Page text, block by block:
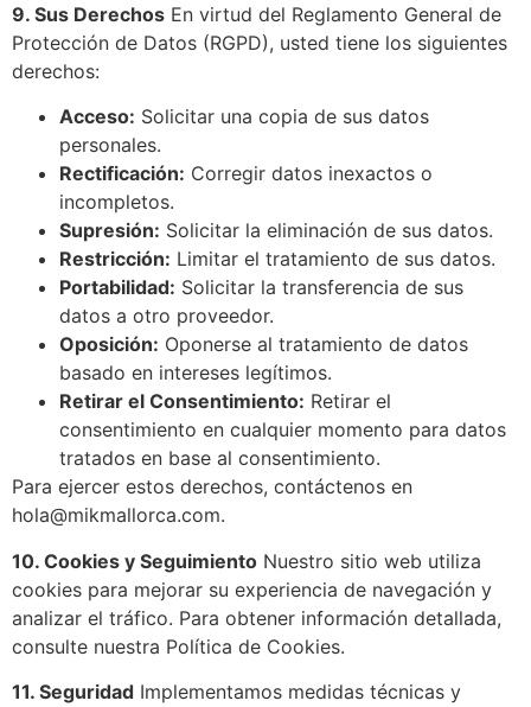
9. Sus Derechos En virtud del Reglamento General de
Protección de Datos (RGPD), usted tiene los siguientes
derechos:
Acceso: Solicitar una copia de sus datos
personales.
Rectificación: Corregir datos inexactos o
incompletos.
Supresión: Solicitar la eliminación de sus datos.
Restricción: Limitar el tratamiento de sus datos.
Portabilidad: Solicitar la transferencia de sus
datos a otro proveedor.
Oposición: Oponerse al tratamiento de datos
basado en intereses legítimos.
Retirar el Consentimiento: Retirar el
consentimiento en cualquier momento para datos
tratados en base al consentimiento.
Para ejercer estos derechos, contáctenos en
hola@mikmallorca.com.
10. Cookies y Seguimiento Nuestro sitio web utiliza
cookies para mejorar su experiencia de navegación y
analizar el tráfico. Para obtener información detallada,
consulte nuestra Política de Cookies.
11. Seguridad Implementamos medidas técnicas y